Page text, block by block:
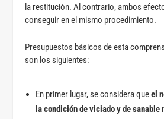
la restitución. Al contrario, ambos
conseguir en el mismo procedimiento.
Presupuestos básicos de esta
son los siguientes:
En primer lugar, se considera queel
la condición de viciado y de sanable